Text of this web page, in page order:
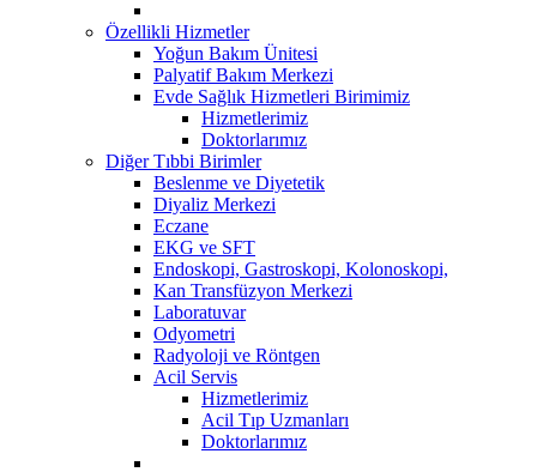
Özellikli Hizmetler
Yoğun Bakım Ünitesi
Palyatif Bakım Merkezi
Evde Sağlık Hizmetleri Birimimiz
Hizmetlerimiz
Doktorlarımız
Diğer Tıbbi Birimler
Beslenme ve Diyetetik
Diyaliz Merkezi
Eczane
EKG ve SFT
Endoskopi, Gastroskopi, Kolonoskopi,
Kan Transfüzyon Merkezi
Laboratuvar
Odyometri
Radyoloji ve Röntgen
Acil Servis
Hizmetlerimiz
Acil Tıp Uzmanları
Doktorlarımız